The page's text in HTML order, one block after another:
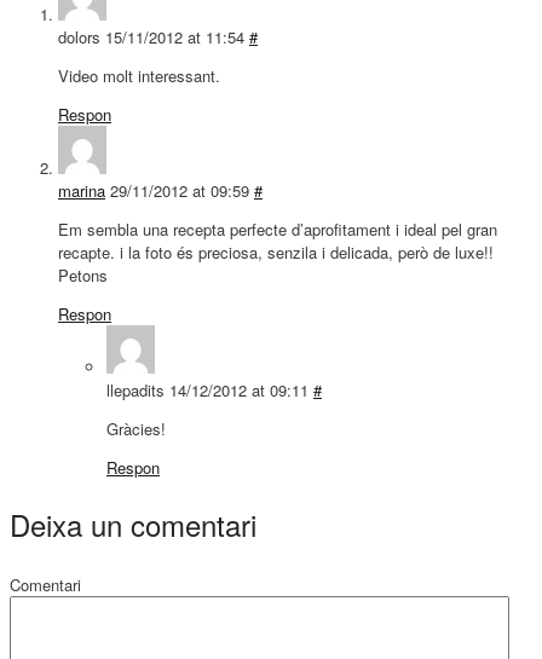
dolors 15/11/2012 at 11:54 #
Video molt interessant.
Respon
marina 29/11/2012 at 09:59 #
Em sembla una recepta perfecte d’aprofitament i ideal pel gran
recapte. i la foto és preciosa, senzila i delicada, però de luxe!!
Petons
Respon
llepadits 14/12/2012 at 09:11 #
Gràcies!
Respon
Deixa un comentari
Comentari